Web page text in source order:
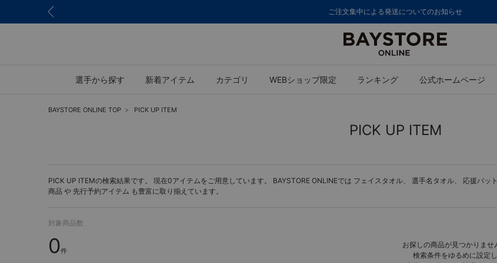
ご注文集中による発送についてのお知らせ
選手から探す 新着アイテム カテゴリ WEBショップ限定 ランキング 公式ホームページ
BAYSTORE ONLINE TOP PICK UP ITEM
PICK UP ITEM
PICK UP ITEMの検索結果です。 現在0アイテムをご用意しています。 BAYSTORE ONLINEでは フェイスタオル、 選手名タオル、 応援バット
商品 や 先行予約アイテム も豊富に取り揃えています。
対象商品数
0件
お探しの商品が見つかりませ
検索条件をゆるめに設定し